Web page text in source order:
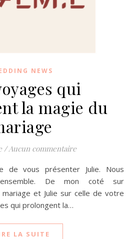
NEWS
qui
la magie du
/Aucun commentaire
De mon coté sur
et Julie sur celle de votre
qui prolongent la…
LA SUITE